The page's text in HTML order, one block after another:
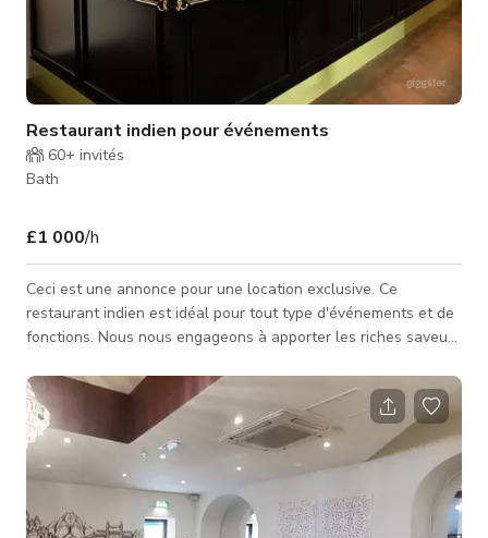
Restaurant indien pour événements
60+ invités
Bath
£1 000/h
Ceci est une annonce pour une location exclusive. Ce
restaurant indien est idéal pour tout type d'événements et de
fonctions. Nous nous engageons à apporter les riches saveurs
menu proposant des plats authentiques, préparés avec les
ingrédients les plus frais, nos chefs experts sont prêts à créer
une expérience culinaire vraiment inoubliable. Que vous ayez
envie d'un en-cas léger ou d'un repas complet, notre menu
aura q